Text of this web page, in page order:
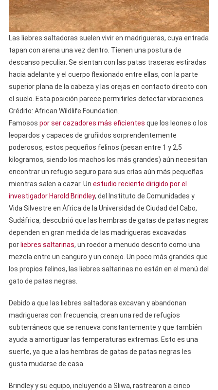
Las liebres saltadoras suelen vivir en madrigueras, cuya entrada
tapan con arena una vez dentro. Tienen una postura de
descanso peculiar. Se sientan con las patas traseras estiradas
hacia adelante y el cuerpo flexionado entre ellas, con la parte
superior plana de la cabeza y las orejas en contacto directo con
el suelo. Esta posición parece permitirles detectar vibraciones.
Crédito: African Wildlife Foundation.
Famosos por ser cazadores más eficientes que los leones o los
leopardos y capaces de gruñidos sorprendentemente
poderosos, estos pequeños felinos (pesan entre 1 y 2,5
kilogramos, siendo los machos los más grandes) aún necesitan
encontrar un refugio seguro para sus crías aún más pequeñas
mientras salen a cazar. Un estudio reciente dirigido por el
investigador Harold Brindley, del Instituto de Comunidades y
Vida Silvestre en África de la Universidad de Ciudad del Cabo,
Sudáfrica, descubrió que las hembras de gatas de patas negras
dependen en gran medida de las madrigueras excavadas
por liebres saltarinas, un roedor a menudo descrito como una
mezcla entre un canguro y un conejo. Un poco más grandes que
los propios felinos, las liebres saltarinas no están en el menú del
gato de patas negras.
Debido a que las liebres saltadoras excavan y abandonan
madrigueras con frecuencia, crean una red de refugios
subterráneos que se renueva constantemente y que también
ayuda a amortiguar las temperaturas extremas. Esto es una
suerte, ya que a las hembras de gatas de patas negras les
gusta mudarse de casa.
Brindley y su equipo, incluyendo a Sliwa, rastrearon a cinco